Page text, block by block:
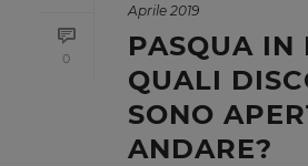
0
Aprile 2019
PASQUA IN
QUALI
SONO
ANDARE?